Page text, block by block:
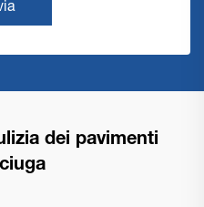
dei pavimenti